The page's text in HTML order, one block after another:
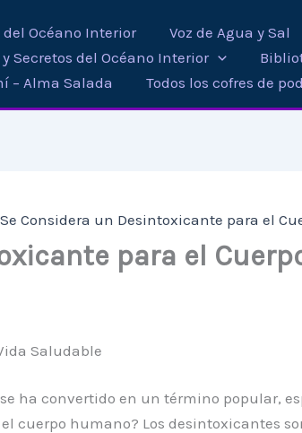
Océano Interior Voz de Agua y Sal
Secretos del Océano Interior
– Alma Salada
Todos los cofres de
Considera un Desintoxicante para el
para el
Saludable
ha convertido en un término popular,
cuerpo humano? Los desintoxicantes